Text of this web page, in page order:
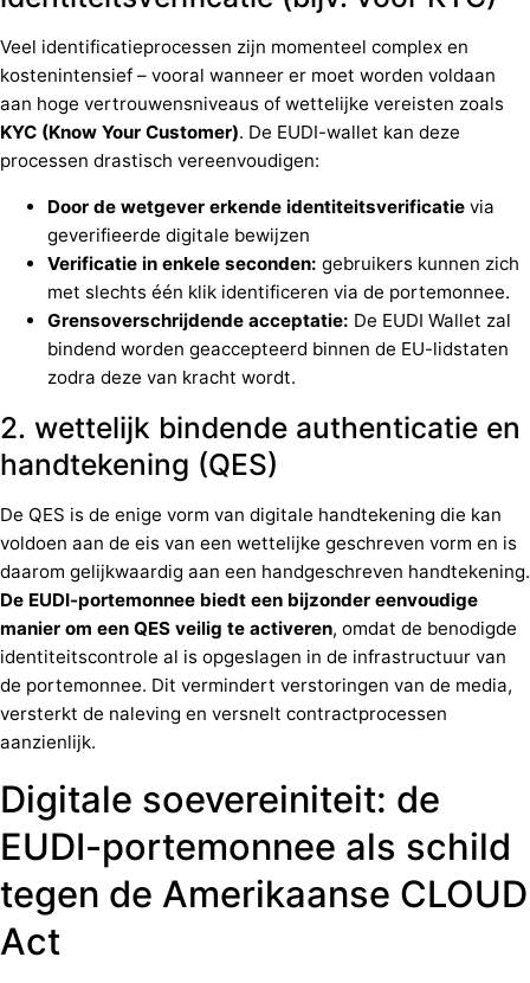
Veel identificatieprocessen zijn momenteel complex en
kostenintensief – vooral wanneer er moet worden voldaan
aan hoge vertrouwensniveaus of wettelijke vereisten zoals
KYC (Know Your Customer). De EUDI-wallet kan deze
processen drastisch vereenvoudigen:
Door de wetgever erkende identiteitsverificatie via
geverifieerde digitale bewijzen
Verificatie in enkele seconden: gebruikers kunnen zich
met slechts één klik identificeren via de portemonnee.
Grensoverschrijdende acceptatie: De EUDI Wallet zal
bindend worden geaccepteerd binnen de EU-lidstaten
zodra deze van kracht wordt.
2. wettelijk bindende authenticatie en
handtekening (QES)
De QES is de enige vorm van digitale handtekening die kan
voldoen aan de eis van een wettelijke geschreven vorm en is
daarom gelijkwaardig aan een handgeschreven handtekening.
De EUDI-portemonnee biedt een bijzonder eenvoudige
manier om een QES veilig te activeren, omdat de benodigde
identiteitscontrole al is opgeslagen in de infrastructuur van
de portemonnee. Dit vermindert verstoringen van de media,
versterkt de naleving en versnelt contractprocessen
aanzienlijk.
Digitale soevereiniteit: de
EUDI-portemonnee als schild
tegen de Amerikaanse CLOUD
Act